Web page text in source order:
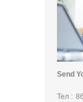
Send
Тел :